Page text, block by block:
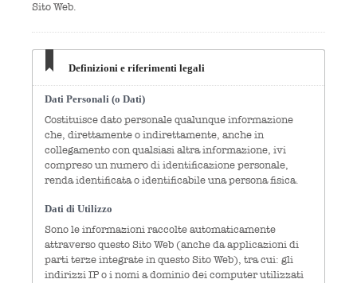
Sito Web.
Definizioni e riferimenti legali
Dati Personali (o Dati)
Costituisce dato personale qualunque informazione
che, direttamente o indirettamente, anche in
collegamento con qualsiasi altra informazione, ivi
compreso un numero di identificazione personale,
renda identificata o identificabile una persona fisica.
Dati di Utilizzo
Sono le informazioni raccolte automaticamente
attraverso questo Sito Web (anche da applicazioni di
parti terze integrate in questo Sito Web), tra cui: gli
indirizzi IP o i nomi a dominio dei computer utilizzati